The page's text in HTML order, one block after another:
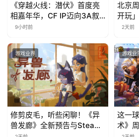
《穿越火线：潜伏》首度亮
相嘉年华，CF IP迈向3A叙
事新高度
9小时前
北京
开玩
票！
2天前
游戏业界
修剪皮毛，听些闲聊！《异
兽发廊》全新预告与Steam
游戏业
这一
术》